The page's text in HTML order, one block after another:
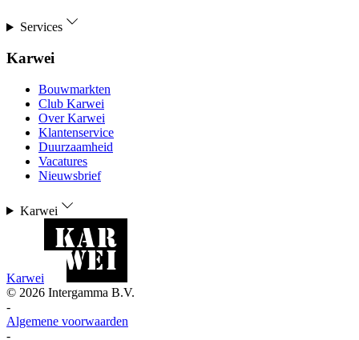
Services
Karwei
Bouwmarkten
Club Karwei
Over Karwei
Klantenservice
Duurzaamheid
Vacatures
Nieuwsbrief
Karwei
Karwei
© 2026 Intergamma B.V.
-
Algemene voorwaarden
-